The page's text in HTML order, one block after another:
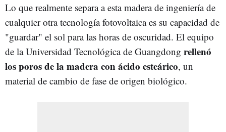
Lo que realmente separa a esta madera de ingeniería de
cualquier otra tecnología fotovoltaica es su capacidad de
"guardar" el sol para las horas de oscuridad. El equipo
de la Universidad Tecnológica de Guangdong rellenó
los poros de la madera con ácido esteárico, un
material de cambio de fase de origen biológico.